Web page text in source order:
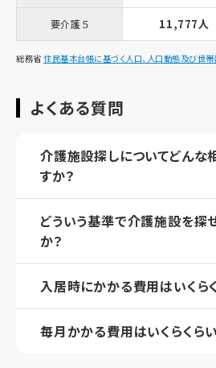
要介護５ 11,777人
総務省住民基本台帳に基づく人口、人口動態及び世帯
よくある質問
介護施設探しについてどんな
すか？
どういう基準で介護施設を探
か？
入居時にかかる費用はいくら
毎月かかる費用はいくらくら